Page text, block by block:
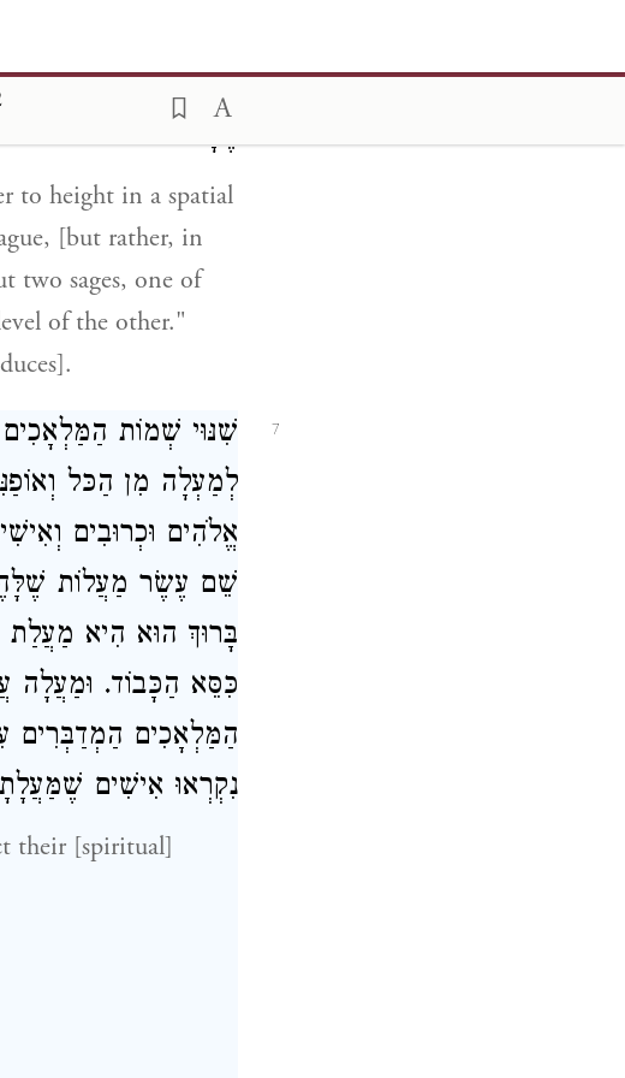
שֶׁהוּא לְמַעְלָה
הֶעָלוּל:
to height in a spatial
[but rather, in
two sages, one of
of the other."
7
שִׁנּוּי שְׁמוֹת
לְמַעְלָה מִן הַכּל
אֱלֹהִים וּכְרוּבִים
שֵׁם עֶשֶׂר מַעֲלוֹת
בָּרוּךְ הוּא הִיא
כִּסֵּא הַכָּבוֹד. וּמַעֲלָה
הַמַּלְאָכִים הַמְדַבְּרִים
נִקְרְאוּ אִישִׁים
their [spiritual]